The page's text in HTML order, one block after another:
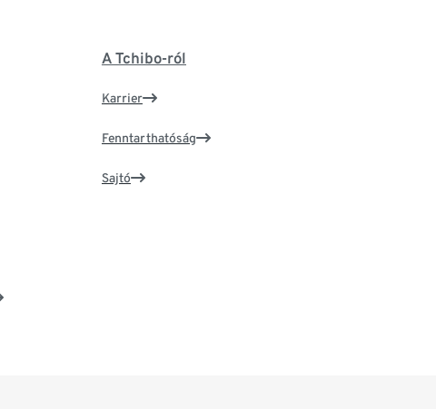
A Tchibo-ról
Karrier
Fenntarthatóság
Sajtó